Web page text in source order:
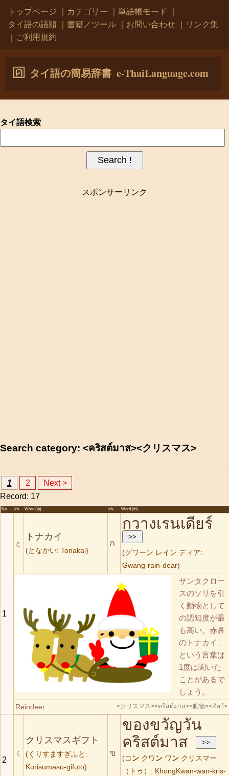
トップページ カテゴリー 単語帳モード
タイ語の語順
書籍／ツール お問い合わせ
リンク集
ご利用規約
タイ語の簡易辞書 e-ThaiLanguage.com
タイ語検索
スポンサーリンク
Search category: <คริสต์มาส><クリスマス>
1 2
Next >
Record: 17
No. Idx Word (jp) Idx Word (th)
1
と
トナカイ
(となかい: Tonakai)
ก
กวางเรนเดียร์
(グワーン レイン ディア:
Gwang-rain-dear)
サンタクロー
スのソリを引
く動物として
の認知度が最
も高い。赤鼻
のトナカイ、
という言葉は
1度は聞いた
ことがあるで
しょう。
Reindeer <クリスマス><คริสต์มาส><動物><สัตว์>
2
く
クリスマスギフト
(くりすますぎふと:
Kurisumasu-gifuto)
ข
ของขวัญวัน
คริสต์มาส
(コ ン クワ ン ワ ン クリスマー
（トゥ）: KhongKwan-wan-kris-